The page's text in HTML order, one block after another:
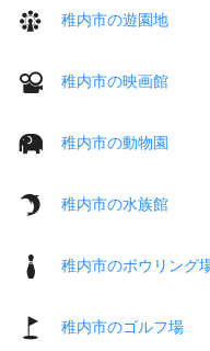
稚内市の遊園地
稚内市の映画館
稚内市の動物園
稚内市の水族館
稚内市のボウリング
稚内市のゴルフ場